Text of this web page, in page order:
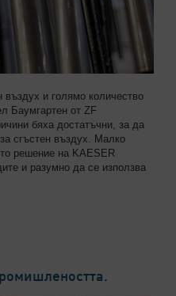
въздух и голямо количество
Баумгартен от ZF
бяха достатъчни, за да
сгъстен въздух. Малко
решение на KAESER
и разумно да се използва